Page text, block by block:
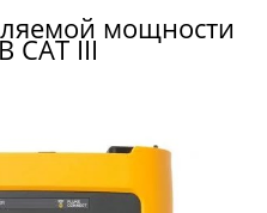
мощности
CAT III